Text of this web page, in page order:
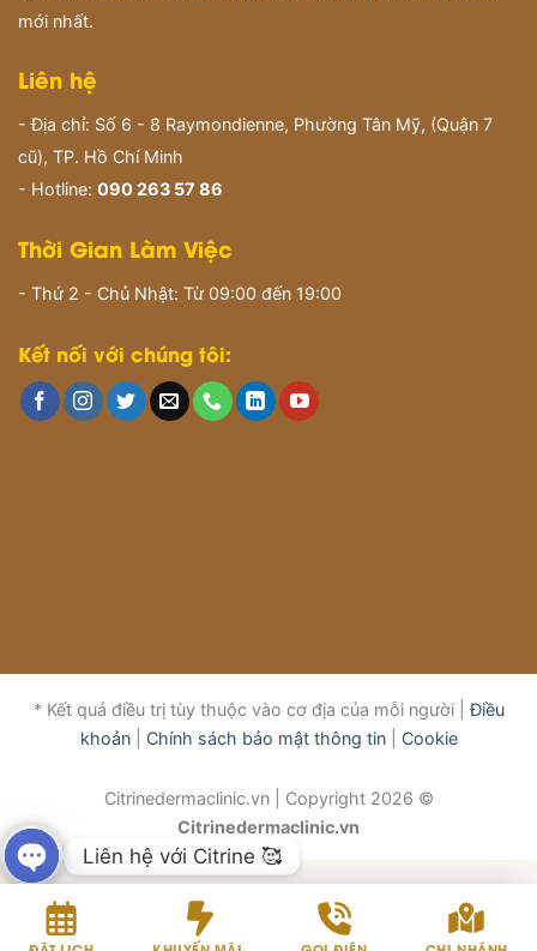
mới nhất.
Liên hệ
- Địa chỉ: Số 6 - 8 Raymondienne, Phường Tân Mỹ, (Quận 7
cũ), TP. Hồ Chí Minh
- Hotline: 090 263 57 86
Thời Gian Làm Việc
- Thứ 2 - Chủ Nhật: Từ 09:00 đến 19:00
Kết nối với chúng tôi:
* Kết quả điều trị tùy thuộc vào cơ địa của mỗi người |Điều
khoản| Chính sách bảo mật thông tin| Cookie
Citrinedermaclinic.vn | Copyright 2026 ©
Citrinedermaclinic.vn
Liên hệ với Citrine 🥰
OPEN